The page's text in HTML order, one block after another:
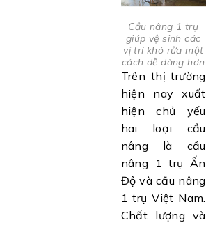
Cầu nâng 1 trụ
giúp vệ sinh các
vị trí khó rửa một
cách dễ dàng hơn
Trên thị trường
hiện nay xuất
hiện chủ yếu
hai loại cầu
nâng là cầu
nâng 1 trụ Ấn
Độ và cầu nâng
1 trụ Việt Nam.
Chất lượng và